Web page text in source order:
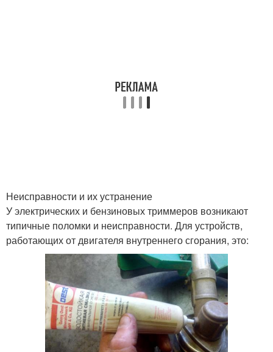
Неисправности и их устранение
У электрических и бензиновых триммеров возникают
типичные поломки и неисправности. Для устройств,
работающих от двигателя внутреннего сгорания, это: